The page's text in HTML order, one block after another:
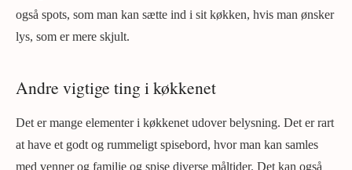
også spots, som man kan sætte ind i sit køkken, hvis man ønsker
lys, som er mere skjult.
Andre vigtige ting i køkkenet
Det er mange elementer i køkkenet udover belysning. Det er rart
at have et godt og rummeligt spisebord, hvor man kan samles
med venner og familie og spise diverse måltider. Det kan også